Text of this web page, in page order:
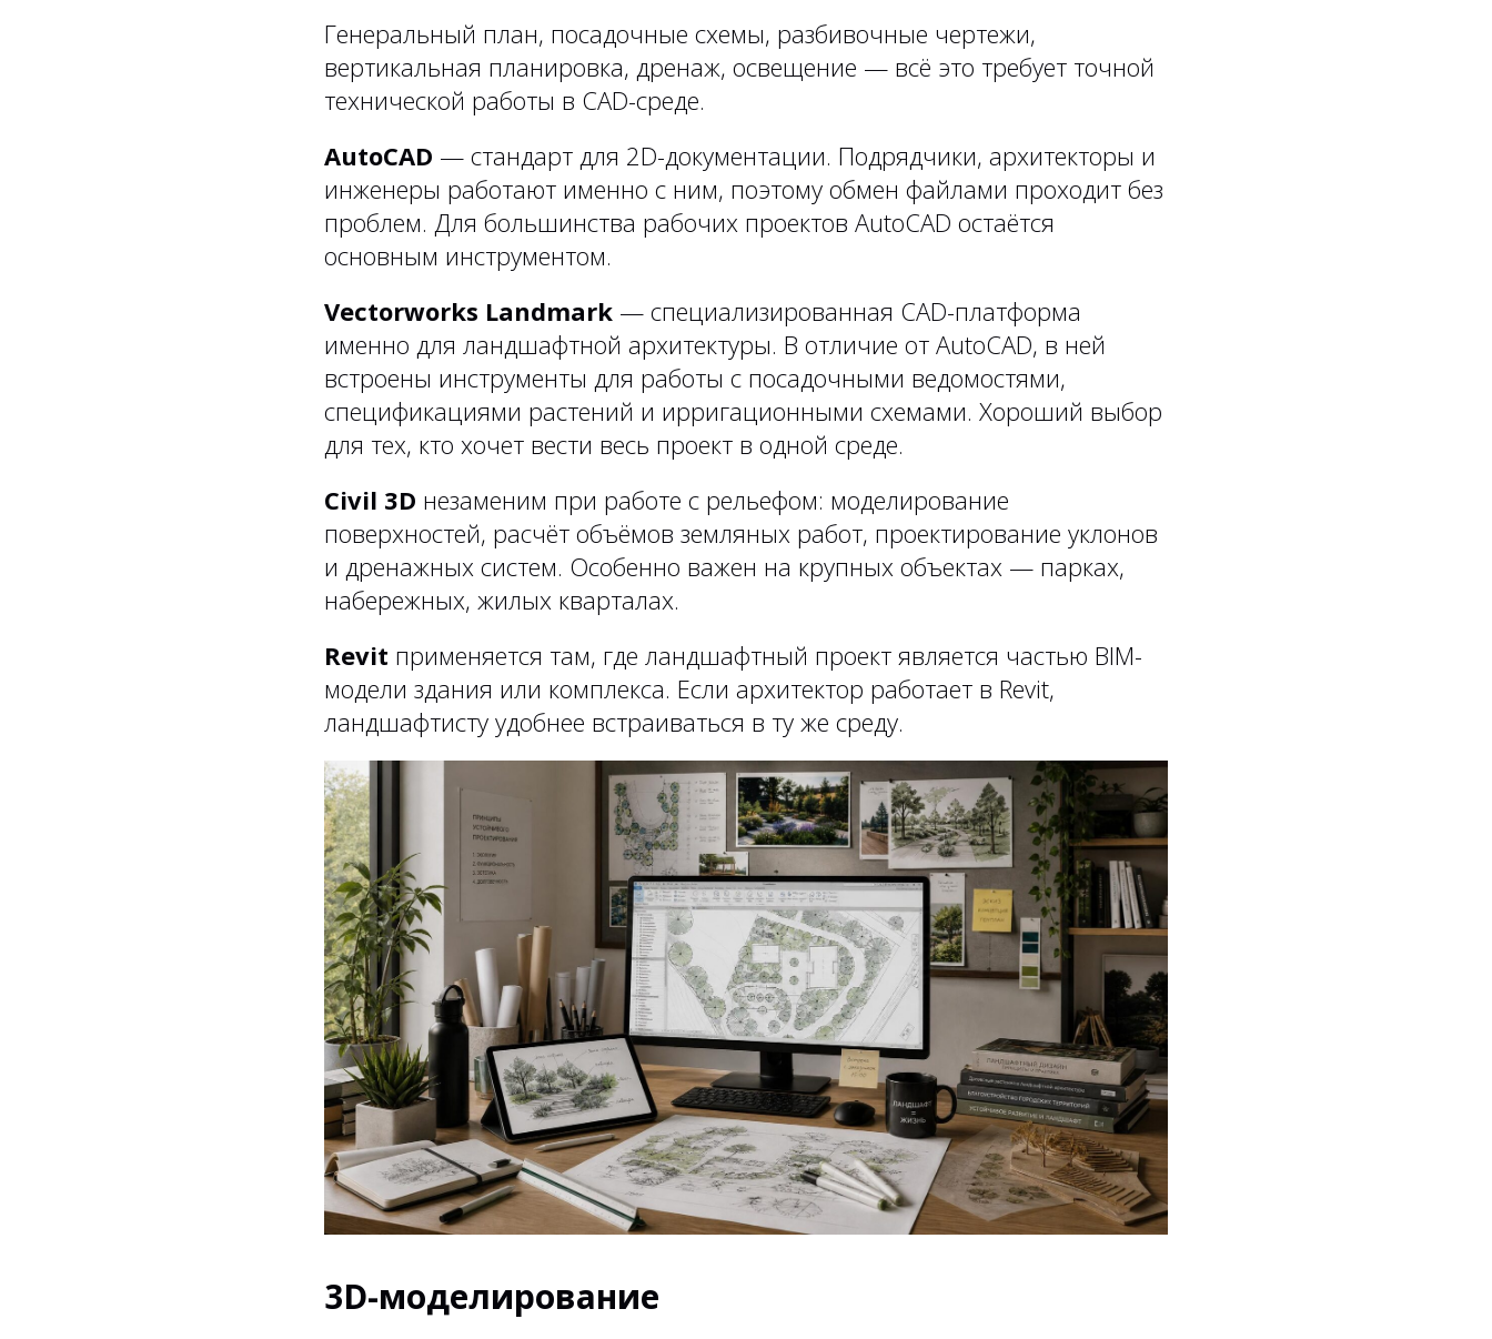
Генеральный план, посадочные схемы, разбивочные чертежи,
вертикальная планировка, дренаж, освещение — всё это требует точной
технической работы в CAD-среде.
AutoCAD — стандарт для 2D-документации. Подрядчики, архитекторы и
инженеры работают именно с ним, поэтому обмен файлами проходит без
проблем. Для большинства рабочих проектов AutoCAD остаётся
основным инструментом.
Vectorworks Landmark — специализированная CAD-платформа
именно для ландшафтной архитектуры. В отличие от AutoCAD, в ней
встроены инструменты для работы с посадочными ведомостями,
спецификациями растений и ирригационными схемами. Хороший выбор
для тех, кто хочет вести весь проект в одной среде.
Civil 3D незаменим при работе с рельефом: моделирование
поверхностей, расчёт объёмов земляных работ, проектирование уклонов
и дренажных систем. Особенно важен на крупных объектах — парках,
набережных, жилых кварталах.
Revit применяется там, где ландшафтный проект является частью BIM-
модели здания или комплекса. Если архитектор работает в Revit,
ландшафтисту удобнее встраиваться в ту же среду.
3D-моделирование